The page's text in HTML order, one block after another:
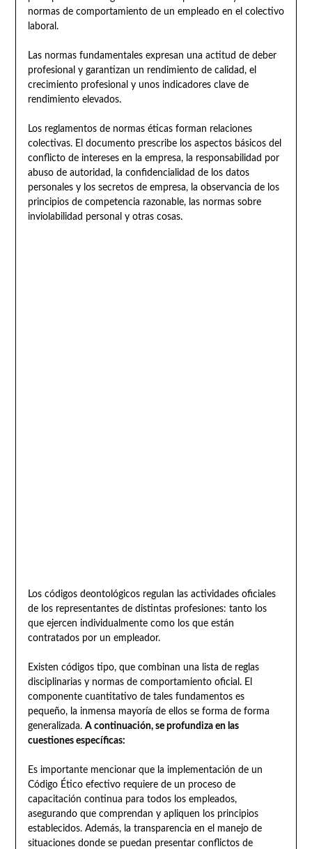
normas de comportamiento de un empleado en el colectivo
laboral.
Las normas fundamentales expresan una actitud de deber
profesional y garantizan un rendimiento de calidad, el
crecimiento profesional y unos indicadores clave de
rendimiento elevados.
Los reglamentos de normas éticas forman relaciones
colectivas. El documento prescribe los aspectos básicos del
conflicto de intereses en la empresa, la responsabilidad por
abuso de autoridad, la confidencialidad de los datos
personales y los secretos de empresa, la observancia de los
principios de competencia razonable, las normas sobre
inviolabilidad personal y otras cosas.
Los códigos deontológicos regulan las actividades oficiales
de los representantes de distintas profesiones: tanto los
que ejercen individualmente como los que están
contratados por un empleador.
Existen códigos tipo, que combinan una lista de reglas
disciplinarias y normas de comportamiento oficial. El
componente cuantitativo de tales fundamentos es
pequeño, la inmensa mayoría de ellos se forma de forma
generalizada. A continuación, se profundiza en las
cuestiones específicas:
Es importante mencionar que la implementación de un
Código Ético efectivo requiere de un proceso de
capacitación continua para todos los empleados,
asegurando que comprendan y apliquen los principios
establecidos. Además, la transparencia en el manejo de
situaciones donde se puedan presentar conflictos de